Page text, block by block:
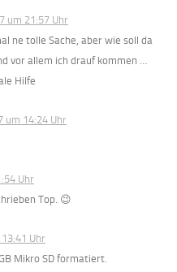
um 21:57 Uhr
ne tolle Sache, aber wie soll da
vor allem ich drauf kommen …
Hilfe
um 14:24 Uhr
Uhr
Top. 😉
Uhr
Mikro SD formatiert.